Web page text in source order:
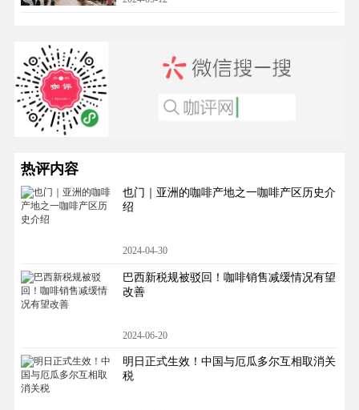
热评内容
也门｜亚洲的咖啡产地之一咖啡产区历史介
绍
2024-04-30
巴西新税规被驳回！咖啡销售减缓情况有望
改善
2024-06-20
明日正式生效！中国与厄瓜多尔互相取消关
税